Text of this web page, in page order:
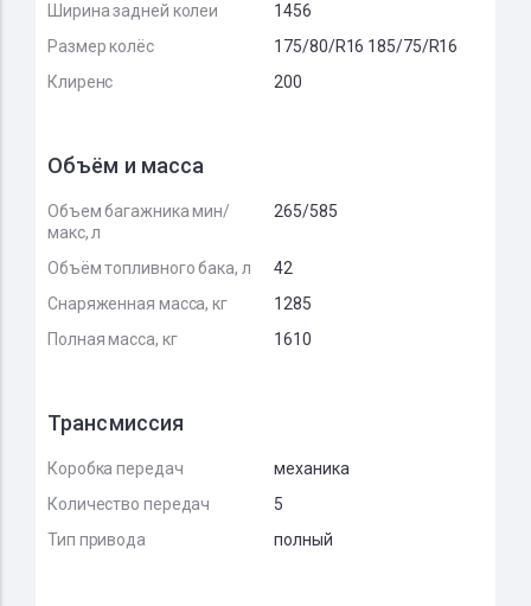
Ширина задней колеи
1456
Размер колёс
175/80/R16 185/75/R16
Клиренс
200
Объём и масса
Объем багажника мин/
макс, л
265/585
Объём топливного бака, л
42
Снаряженная масса, кг
1285
Полная масса, кг
1610
Трансмиссия
Коробка передач
механика
Количество передач
5
Тип привода
полный